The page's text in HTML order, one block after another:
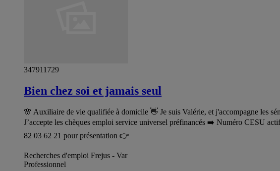
347911729
Bien chez soi et jamais seul
🌸 Auxiliaire de vie qualifiée à domicile 👋 Je suis Valérie, et j'accompagne les
J’accepte les chèques emploi service universel préfinancés ➡️ Numéro CESU
82 03 62 21 pour présentation 👉
Recherches d'emploi Frejus - Var
Professionnel